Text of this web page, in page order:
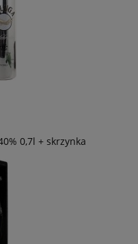
0,7l + skrzynka